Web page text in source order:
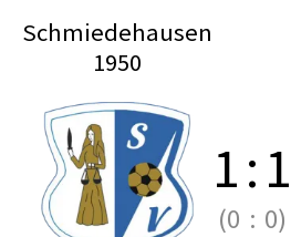
Schmiedehausen
1950
1:1
(0 : 0)